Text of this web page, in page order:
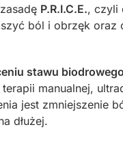
P.R.I.C.E., czyli
ból i obrzęk oraz
stawu
manualnej,
jest zmniejszenie
dłużej.